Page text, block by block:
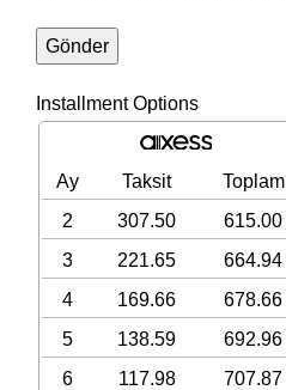
Installment Options
Ay Taksit
Toplam
2
307.50
615.00
3
221.65
664.94
4
169.66
678.66
5
138.59
692.96
6
117.98 707.87